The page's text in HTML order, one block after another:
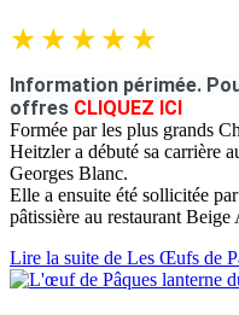
Information périmée.
offres CLIQUEZ ICI
Formée par les plus grands
Heitzler a débuté sa carrière
Georges Blanc.
Elle a ensuite été sollicitée
pâtissière au restaurant
Lire la suite de Les Œufs de